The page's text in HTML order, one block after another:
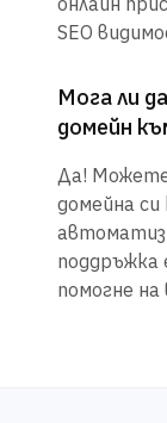
SEO
Мога ли
домейн
Да! Можете
домейна
поддръжка
помогне на